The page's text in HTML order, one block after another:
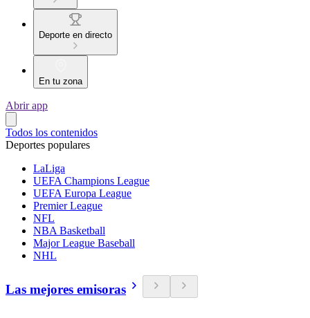
Deporte en directo
En tu zona
Abrir app
Todos los contenidos
Deportes populares
LaLiga
UEFA Champions League
UEFA Europa League
Premier League
NFL
NBA Basketball
Major League Baseball
NHL
Las mejores emisoras